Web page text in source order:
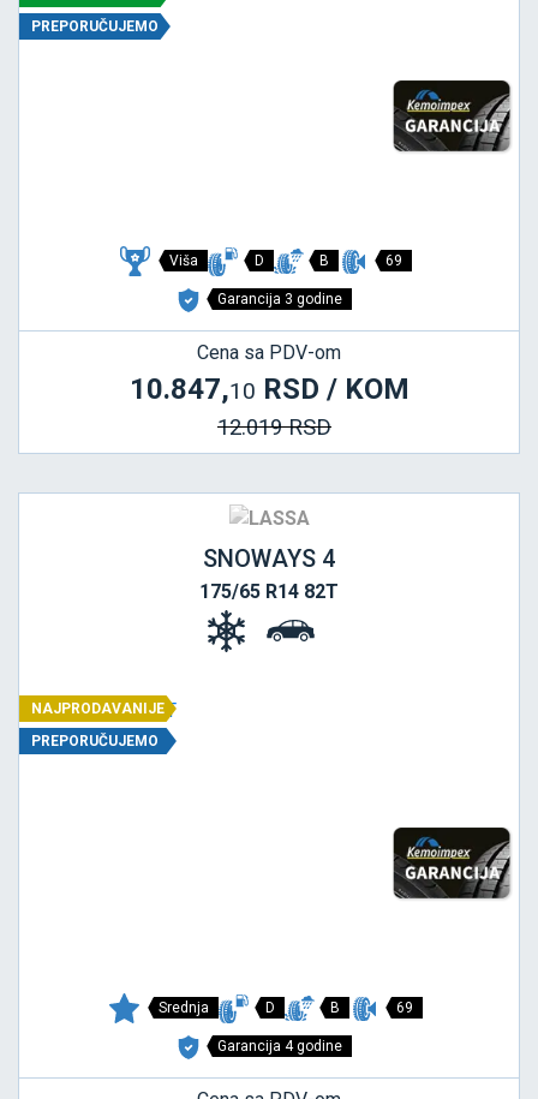
PREPORUČUJEMO
Viša D B 69
Garancija 3 godine
Cena sa PDV-om
10.847,10 RSD / KOM
12.019 RSD
SNOWAYS 4
175/65 R14 82T
NAJPRODAVANIJE
PREPORUČUJEMO
Srednja D B 69
Garancija 4 godine